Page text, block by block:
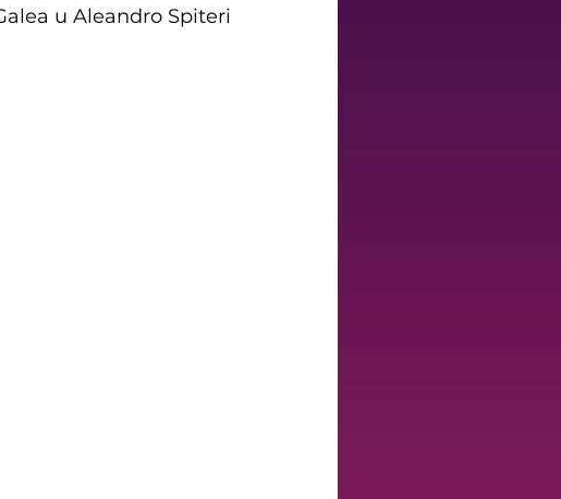
u Aleandro Spiteri